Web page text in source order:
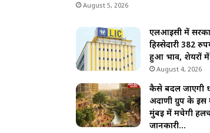
August 5, 2026
एलआईसी में
हिस्सेदारी 382
हुआ भाव, शेयरों में
August 4, 2026
कैसे बदल जाएगी
अदाणी ग्रुप के इस
मुंबई में मचेगी
जानकारी…